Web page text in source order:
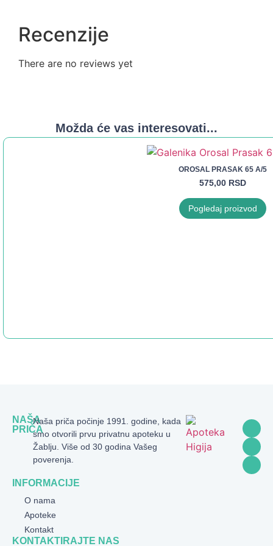
Recenzije
There are no reviews yet
Možda će vas interesovati...
OROSAL PRASAK 65 A/5
575,00 RSD
Pogledaj proizvod
NAŠA
PRIČA
Naša priča počinje 1991. godine, kada
smo otvorili prvu privatnu apoteku u
Žablju. Više od 30 godina Vašeg
poverenja.
INFORMACIJE
O nama
Apoteke
Kontakt
KONTAKTIRAJTE NAS